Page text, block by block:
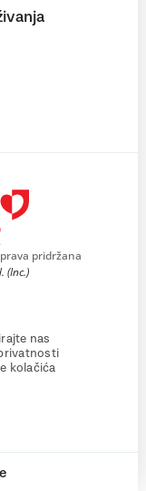
pridržana
(Inc.)
nas
kolačića